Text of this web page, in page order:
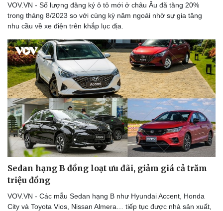
VOV.VN - Số lượng đăng ký ô tô mới ở châu Âu đã tăng 20%
trong tháng 8/2023 so với cùng kỳ năm ngoái nhờ sự gia tăng
nhu cầu về xe điện trên khắp lục địa.
Sedan hạng B đồng loạt ưu đãi, giảm giá cả trăm
triệu đồng
VOV.VN - Các mẫu Sedan hạng B như Hyundai Accent, Honda
City và Toyota Vios, Nissan Almera… tiếp tục được nhà sản xuất,